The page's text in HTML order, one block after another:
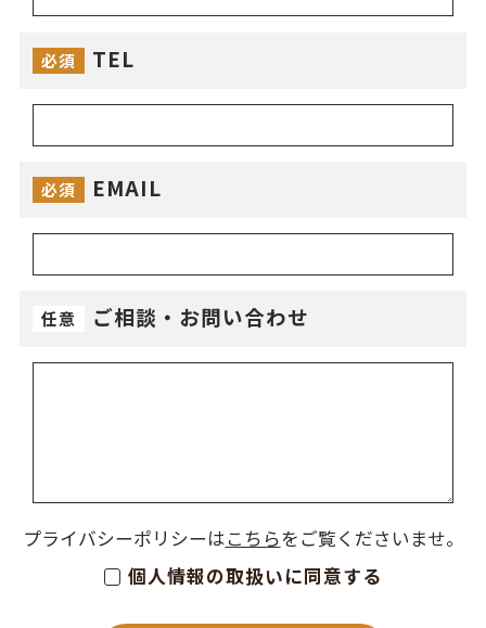
必須 TEL
必須 EMAIL
任意 ご相談・お問い合わせ
プライバシーポリシーはこちらをご覧くださいませ。
個人情報の取扱いに同意する